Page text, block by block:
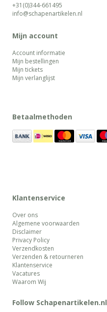
+31(0)344-661495
info@schapenartikelen.nl
Mijn account
Account informatie
Mijn bestellingen
Mijn tickets
Mijn verlanglijst
Betaalmethoden
Klantenservice
Over ons
Algemene voorwaarden
Disclaimer
Privacy Policy
Verzendkosten
Verzenden & retourneren
Klantenservice
Vacatures
Waarom Wij
Follow Schapenartikelen.nl